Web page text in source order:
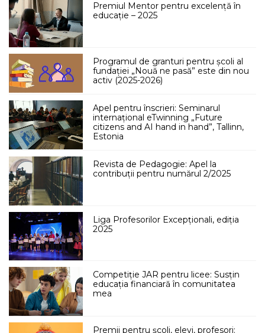
Premiul Mentor pentru excelență în
educație – 2025
Programul de granturi pentru școli al
fundației „Nouă ne pasă” este din nou
activ (2025-2026)
Apel pentru înscrieri: Seminarul
internațional eTwinning „Future
citizens and AI hand in hand”, Tallinn,
Estonia
Revista de Pedagogie: Apel la
contribuții pentru numărul 2/2025
Liga Profesorilor Excepționali, ediția
2025
Competiție JAR pentru licee: Susțin
educația financiară în comunitatea
mea
Premii pentru școli, elevi, profesori: